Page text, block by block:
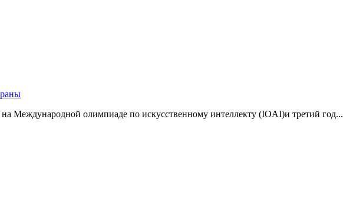
Международной олимпиаде по искусственному интеллекту (IOAI)и третий год...